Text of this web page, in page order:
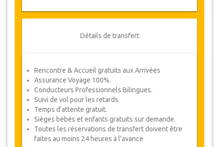
Détails de transfert
Rencontre & Accueil gratuits aux Arrivées
Assurance Voyage 100%.
Conducteurs Professionnels Bilingues.
Suivi de vol pour les retards.
Temps d'attente gratuit.
Sièges bébés et enfants gratuits sur demande.
Toutes les réservations de transfert doivent être
faites au moins 24 heures à l'avance